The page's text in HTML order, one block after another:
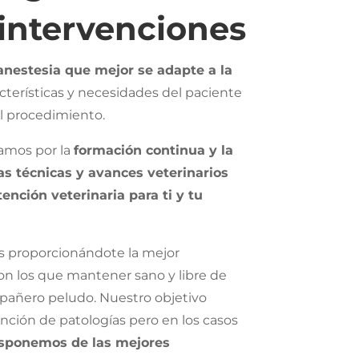
que mejor se adapte a la
y necesidades del paciente
procedimiento.
por la formación continua y la
técnicas y avances veterinarios
veterinaria para ti y tu
proporcionándote la mejor
los que mantener sano y libre de
peludo. Nuestro objetivo
de patologías pero en los casos
de las mejores